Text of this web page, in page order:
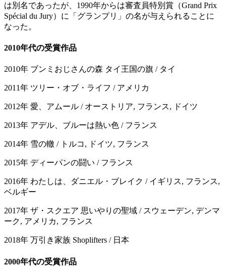
は別名であったが、1990年からは審査員特別賞（Grand Prix
Spécial du Jury）に「グランプリ」の名が与えられることに
なった。
2010年代の受賞作品
2010年 ブンミおじさんの森 タイ王国の旗 / タイ
2011年 ツリー・オブ・ライフ / アメリカ
2012年 愛、アムール / オーストリア, フランス, ドイツ
2013年 アデル、ブルーは熱い色 / フランス
2014年 雪の轍 / トルコ, ドイツ, フランス
2015年 ディーパンの闘い / フランス
2016年 わたしは、ダニエル・ブレイク / イギリス, フランス,
ベルギー
2017年 ザ・スクエア 思いやりの聖域 / スウェーデン, デンマ
ーク, アメリカ, フランス
2018年 万引き家族 Shoplifters / 日本
2000年代の受賞作品